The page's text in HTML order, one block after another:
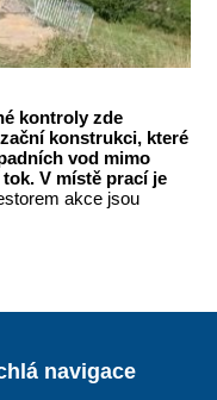
kontroly zde
konstrukci, které
vod mimo
V místě prací je
akce jsou
navigace